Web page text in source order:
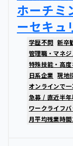
ホーチミ
ーセキュ
学歴不問 新卒
管理職・マネ
特殊技能・高
日系企業 現地
オンラインで
急募 / 直近半年
ワークライフ
月平均残業時